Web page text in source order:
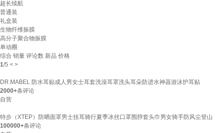
超长续航
普通装
礼盒装
生物纤维振膜
高分子聚合物振膜
单动圈
综合 销量 评论数 新品 价格
1/5 < >
DR.MABEL 防水耳贴成人男女士耳套洗澡耳罩洗头耳朵防进水神器游泳护耳贴
2000+条评论
自营
特步（XTEP）防晒面罩男士挂耳骑行夏季冰丝口罩围脖套头巾男女骑手防风尘登山
100000+条评论